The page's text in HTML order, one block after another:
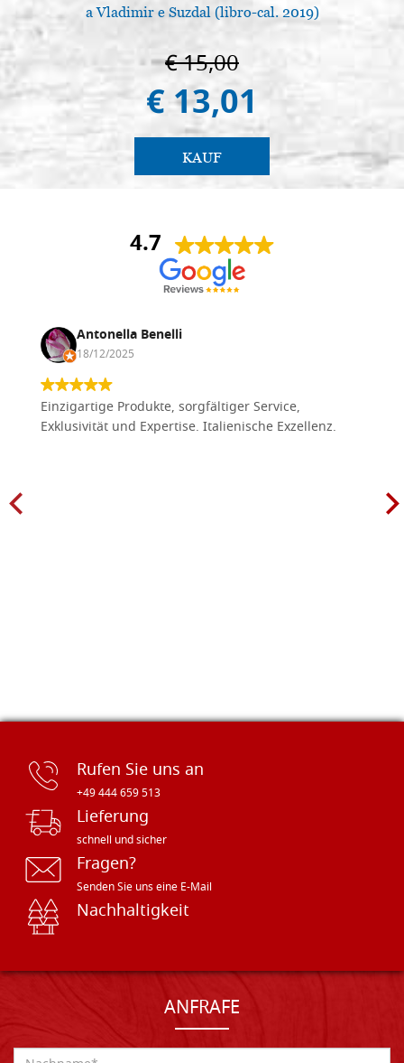
a Vladimir e Suzdal (libro-cal. 2019)
€ 15,00
€ 13,01
KAUF
4.7
Antonella Benelli
18/12/2025
Einzigartige Produkte, sorgfältiger Service,
Exklusivität und Expertise. Italienische Exzellenz.
Rufen Sie uns an
+49 444 659 513
Lieferung
schnell und sicher
Fragen?
Senden Sie uns eine E-Mail
Nachhaltigkeit
ANFRAFE